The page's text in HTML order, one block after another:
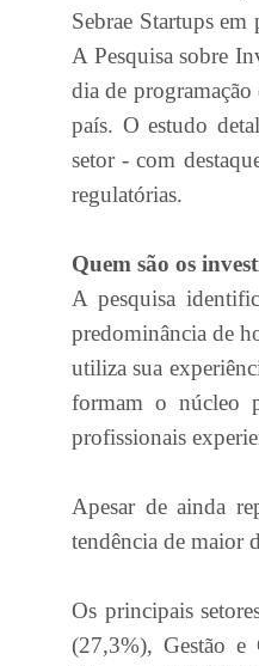
Sebrae Startups
A Pesquisa sobre
dia de
país. O estudo
setor - com
regulatórias.
Quem são os
A pesquisa
predominância de
utiliza sua
formam o núcleo
profissionais
Apesar de ainda
tendência de maior
Os principais
(27,3%), Gestão e